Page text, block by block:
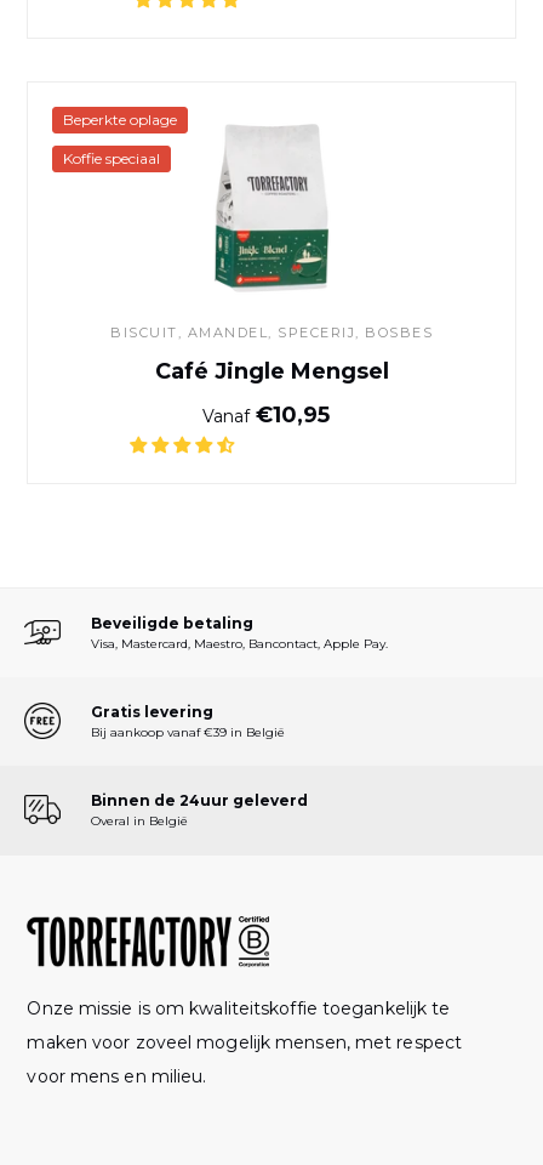
BISCUIT, AMANDEL, SPECERIJ, BOSBES
Café Jingle Mengsel
Normale prijs
Vanaf€10,95
Beperkte oplage
Koffie speciaal
Beveiligde betaling
Visa, Mastercard, Maestro, Bancontact, Apple Pay.
Gratis levering
Bij aankoop vanaf €39 in België
Binnen de 24uur geleverd
Overal in België
Onze missie is om kwaliteitskoffie toegankelijk te
maken voor zoveel mogelijk mensen, met respect
voor mens en milieu.